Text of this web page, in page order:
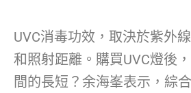
UVC消毒功效，取決於紫外
和照射距離。購買UVC燈後
間的長短？余海峯表示，綜